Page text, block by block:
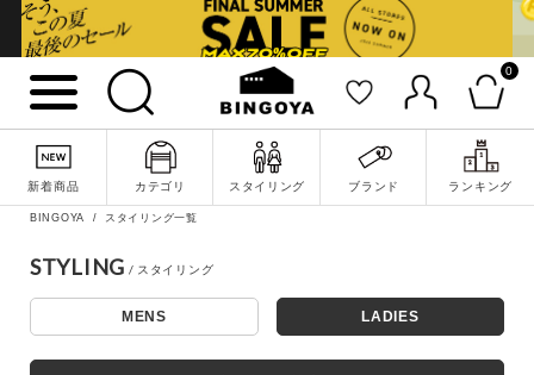
0
新着商品 カテゴリ スタイリング ブランド ランキング
詳細検索
BINGOYA スタイリング一覧
STYLING
MENS LADIES